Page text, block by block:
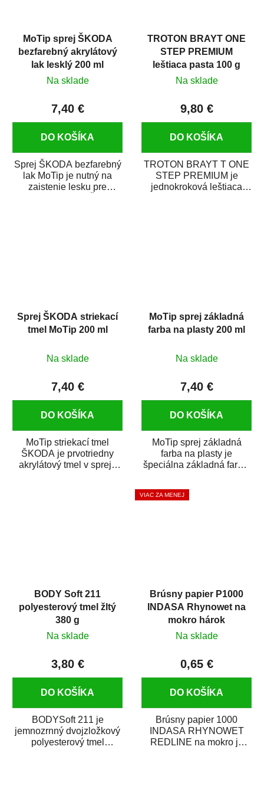
MoTip sprej ŠKODA
bezfarebný akrylátový
lak lesklý 200 ml
Na sklade
7,40 €
DO KOŠÍKA
Sprej ŠKODA bezfarebný
lak MoTip je nutný na
zaistenie lesku pre
TROTON BRAYT ONE
STEP PREMIUM
leštiaca pasta 100 g
Na sklade
9,80 €
DO KOŠÍKA
TROTON BRAYT T ONE
STEP PREMIUM je
jednokroková leštiaca
Sprej ŠKODA striekací
tmel MoTip 200 ml
Na sklade
7,40 €
DO KOŠÍKA
MoTip striekací tmel
ŠKODA je prvotriedny
akrylátový tmel v spreji,
MoTip sprej základná
farba na plasty 200 ml
Na sklade
7,40 €
DO KOŠÍKA
MoTip sprej základná
farba na plasty je
špeciálna základná farba,
zaistenie priľnavosti...
BODY Soft 211
polyesterový tmel žltý
380 g
Na sklade
3,80 €
DO KOŠÍKA
BODYSoft 211 je
jemnozrnný dvojzložkový
polyesterový tmel
VIAC ZA MENEJ
Brúsny papier P1000
INDASA Rhynowet na
mokro hárok
Na sklade
0,65 €
DO KOŠÍKA
Brúsny papier 1000
INDASA RHYNOWET
REDLINE na mokro je